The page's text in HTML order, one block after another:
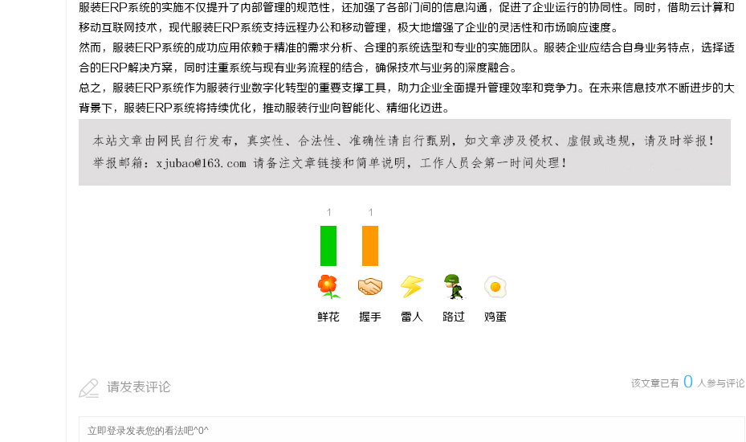
服装ERP系统的实施不仅提升了内部管理的规范性，还加强了各部门间的信息沟通，促进了企业运行的协同性。同时，借助云计算和
移动互联网技术，现代服装ERP系统支持远程办公和移动管理，极大地增强了企业的灵活性和市场响应速度。
然而，服装ERP系统的成功应用依赖于精准的需求分析、合理的系统选型和专业的实施团队。服装企业应结合自身业务特点，选择适
合的ERP解决方案，同时注重系统与现有业务流程的结合，确保技术与业务的深度融合。
总之，服装ERP系统作为服装行业数字化转型的重要支撑工具，助力企业全面提升管理效率和竞争力。在未来信息技术不断进步的大
背景下，服装ERP系统将持续优化，推动服装行业向智能化、精细化迈进。
1
鲜花
1
握手 雷人 路过 鸡蛋
该文章已有 0 人参与评论
请发表评论
浙江台州工厂抽绳垃圾袋质检表格，可一键套 开店最怕“搜不到”为什么隔壁店铺没花钱，